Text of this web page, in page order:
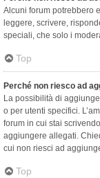
Alcuni forum potrebbero
leggere, scrivere,
speciali, che solo i
Top
Perché non riesco ad
La possibilità di
o per utenti specifici.
forum in cui stai
aggiungere allegati.
cui non riesci ad
Top